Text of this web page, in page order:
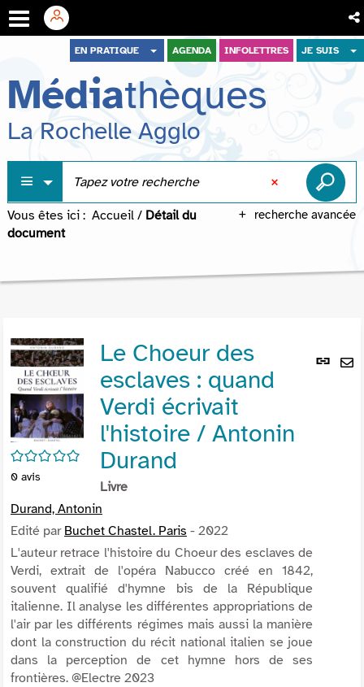
menu
contenu
recherche
EN PRATIQUE AGENDA INFOLETTRES JE SUIS
Médiathèques
La Rochelle Agglo
recherche avancée
Vous êtes ici : Accueil / Détail du
document
Lien
/5
0 avis
Le Choeur des
esclaves : quand
Verdi écrivait
l'histoire / Antonin
Durand
Livre
Durand, Antonin
Edité par Buchet Chastel. Paris - 2022
L'auteur retrace l'histoire du Choeur des esclaves de
Verdi, extrait de l'opéra Nabucco créé en 1842,
souvent qualifié d'hymne bis de la République
italienne. Il analyse les différentes appropriations de
l'air par les différents régimes mais aussi la manière
dont la construction du récit national italien se joue
dans la perception de cet hymne hors de ses
frontières. @Electre 2023